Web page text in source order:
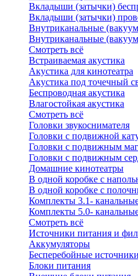
Вкладыши (затычки)
Вкладыши (затычки)
Внутриканальные
Внутриканальные
Смотреть всё
Встраиваемая акустика
Акустика для кинотеатра
Акустика под точечный
Беспроводная акустика
Влагостойкая акустика
Смотреть всё
Головки звукоснимателя
Головки с подвижной
Головки с подвижным
Головки с подвижным
Домашние кинотеатры
В одной коробке с
В одной коробке с
Комплекты 3.1-
Комплекты 5.0-
Смотреть всё
Источники питания и
Аккумуляторы
Бесперебойные
Блоки питания